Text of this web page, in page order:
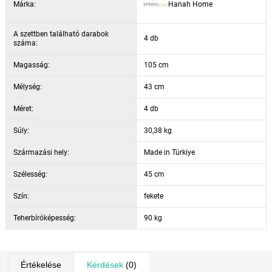
Márka: Hanah Home
A szettben található darabok
száma:
4 db
Magasság: 105 cm
Mélység: 43 cm
Méret: 4 db
Súly: 30,38 kg
Származási hely: Made in Türkiye
Szélesség: 45 cm
Szín: fekete
Teherbíróképesség: 90 kg
Értékelése Kérdések(0)